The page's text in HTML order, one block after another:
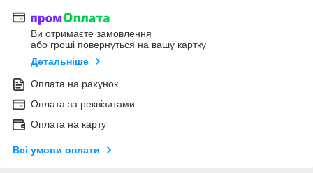
Ви отримаєте замовлення
або гроші повернуться на вашу картку
Детальніше
Оплата на рахунок
Оплата за реквізитами
Оплата на карту
Всі умови оплати